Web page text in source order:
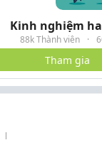
Kinh nghiệm
88k Thành viên ·
Tham gia